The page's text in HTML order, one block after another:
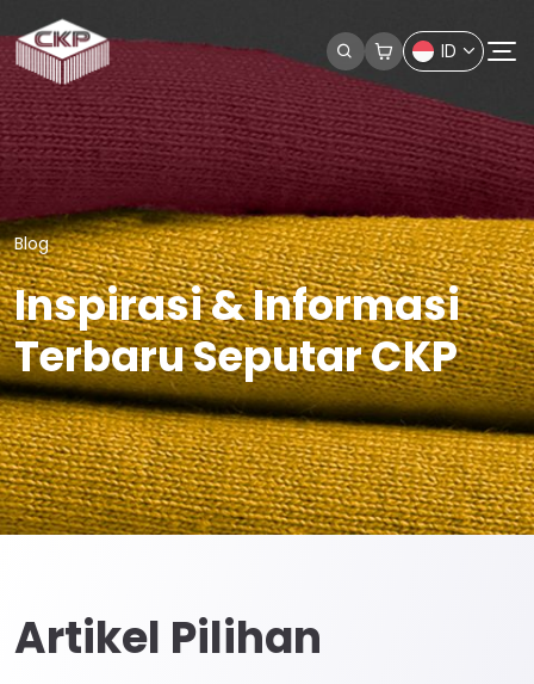
ID
Blog
Inspirasi & Informasi
Terbaru Seputar CKP
Artikel Pilihan